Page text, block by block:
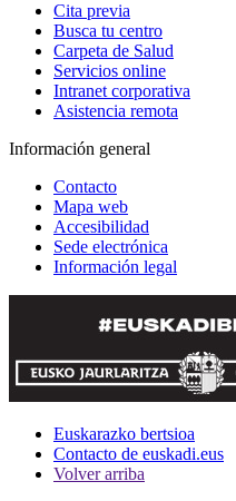
Cita previa
Busca tu centro
Carpeta de Salud
Servicios online
Intranet corporativa
Asistencia remota
Información general
Contacto
Mapa web
Accesibilidad
Sede electrónica
Información legal
Euskarazko bertsioa
Contacto de euskadi.eus
Volver arriba